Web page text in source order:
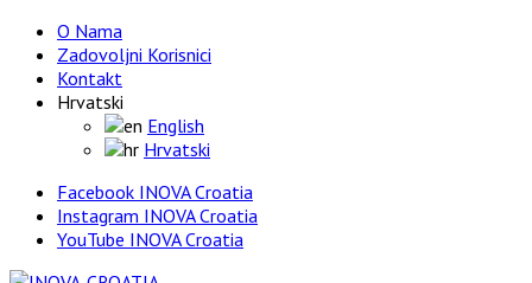
O Nama
Zadovoljni Korisnici
Kontakt
Hrvatski
English
Hrvatski
Facebook INOVA Croatia
Instagram INOVA Croatia
YouTube INOVA Croatia